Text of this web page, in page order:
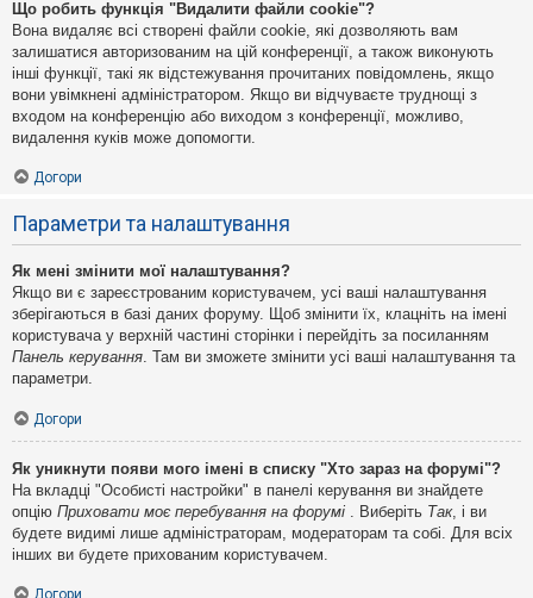
Що робить функція "Видалити файли cookie"?
Вона видаляє всі створені файли cookie, які дозволяють вам
залишатися авторизованим на цій конференції, а також виконують
інші функції, такі як відстежування прочитаних повідомлень, якщо
вони увімкнені адміністратором. Якщо ви відчуваєте труднощі з
входом на конференцію або виходом з конференції, можливо,
видалення куків може допомогти.
Догори
Параметри та налаштування
Як мені змінити мої налаштування?
Якщо ви є зареєстрованим користувачем, усі ваші налаштування
зберігаються в базі даних форуму. Щоб змінити їх, клацніть на імені
користувача у верхній частині сторінки і перейдіть за посиланням
Панель керування . Там ви зможете змінити усі ваші налаштування та
параметри.
Догори
Як уникнути появи мого імені в списку "Хто зараз на форумі"?
На вкладці "Особисті настройки" в панелі керування ви знайдете
опцію Приховати моє перебування на форумі . Виберіть Так, і ви
будете видимі лише адміністраторам, модераторам та собі. Для всіх
інших ви будете прихованим користувачем.